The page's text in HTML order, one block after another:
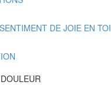
DE JOIE EN TOI